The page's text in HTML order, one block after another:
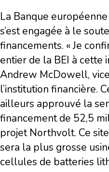
La Banque
s’est engagée à le
financements. « Je
entier de la BEI à cette
Andrew McDowell,
l’institution financière.
ailleurs approuvé la
financement de 52,5
projet Northvolt. Ce
sera la plus grosse
cellules de batteries